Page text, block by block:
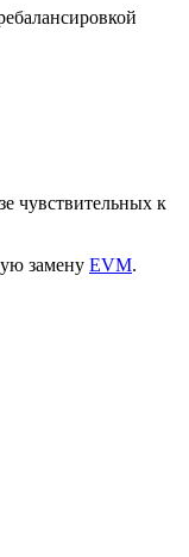
чувствительных к
замену EVM.